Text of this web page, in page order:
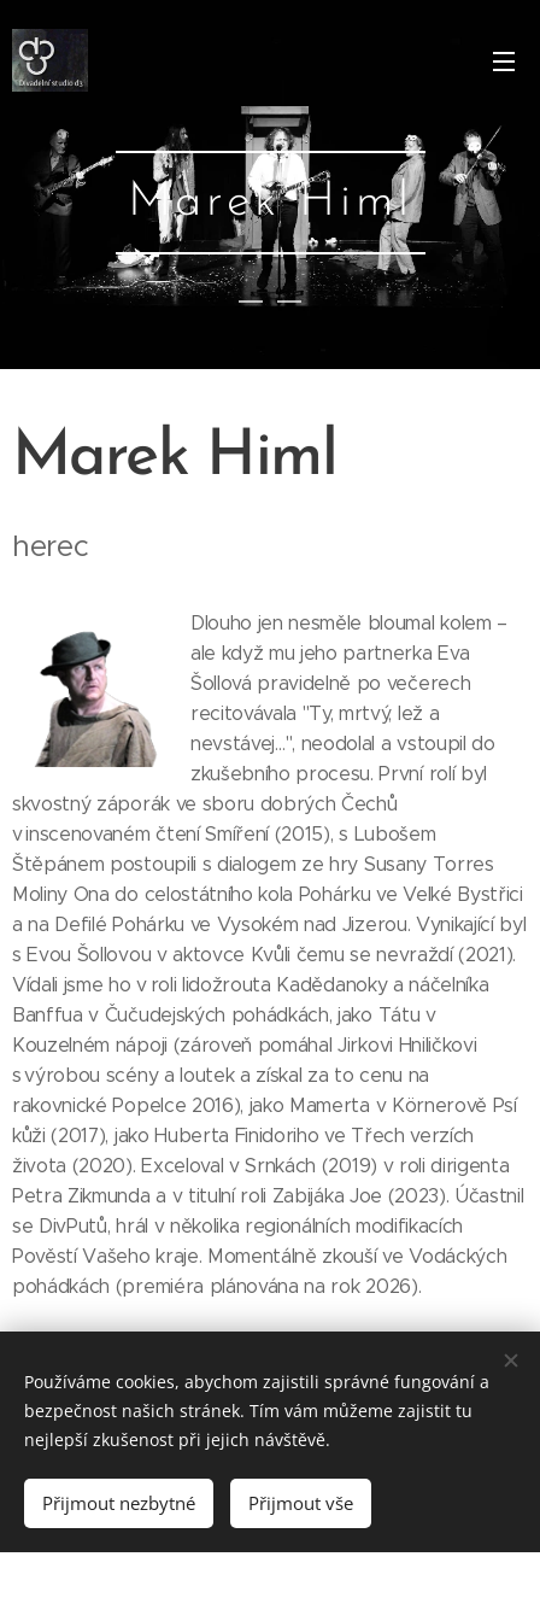
Marek Himl
Marek Himl
herec
Dlouho jen nesměle bloumal kolem –
ale když mu jeho partnerka Eva
Šollová pravidelně po večerech
recitovávala "Ty, mrtvý, lež a
nevstávej…", neodolal a vstoupil do
zkušebního procesu. První rolí byl
skvostný záporák ve sboru dobrých Čechů
v inscenovaném čtení Smíření (2015), s Lubošem
Štěpánem postoupili s dialogem ze hry Susany Torres
Moliny Ona do celostátního kola Pohárku ve Velké Bystřici
a na Defilé Pohárku ve Vysokém nad Jizerou. Vynikající byl
s Evou Šollovou v aktovce Kvůli čemu se nevraždí (2021).
Vídali jsme ho v roli lidožrouta Kadědanoky a náčelníka
Banffua v Čučudejských pohádkách, jako Tátu v
Kouzelném nápoji (zároveň pomáhal Jirkovi Hniličkovi
s výrobou scény a loutek a získal za to cenu na
rakovnické Popelce 2016), jako Mamerta v Körnerově Psí
kůži (2017), jako Huberta Finidoriho ve Třech verzích
života (2020). Exceloval v Srnkách (2019) v roli dirigenta
Petra Zikmunda a v titulní roli Zabijáka Joe (2023). Účastnil
se DivPutů, hrál v několika regionálních modifikacích
Pověstí Vašeho kraje. Momentálně zkouší ve Vodáckých
pohádkách (premiéra plánována na rok 2026).
Divadelní studio D3
Vytvořeno službou Webnode
Používáme cookies, abychom zajistili správné fungování a
bezpečnost našich stránek. Tím vám můžeme zajistit tu
nejlepší zkušenost při jejich návštěvě.
Přijmout nezbytné Přijmout vše